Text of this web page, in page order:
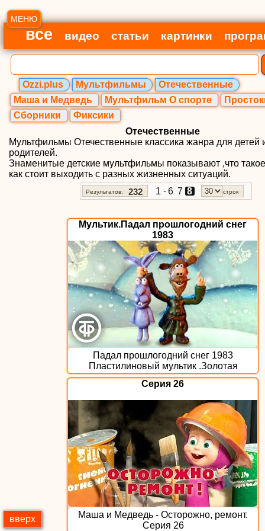
МЕНЮ
все видео статьи картинки
Ozzi.plus Мультфильмы
Отечественные
Маша и Медведь
Мультфильм О спорте
Сборники
Фиксики
Отечественные
Мультфильмы Отечественные классика жанра для детей
родителей.
Знаменитые детские мультфильмы показывают ,что
как стоит выходить с разных жизненных ситуаций.
Результатов: 232 1 - 6 7 8 строк
Мультик.Падал прошлогодний снег
1983
Падал прошлогодний снег 1983
Пластилиновый мультик .Золотая
коллекция
Серия 26
Маша и Медведь - Осторожно, ремонт.
Серия 26
вверх